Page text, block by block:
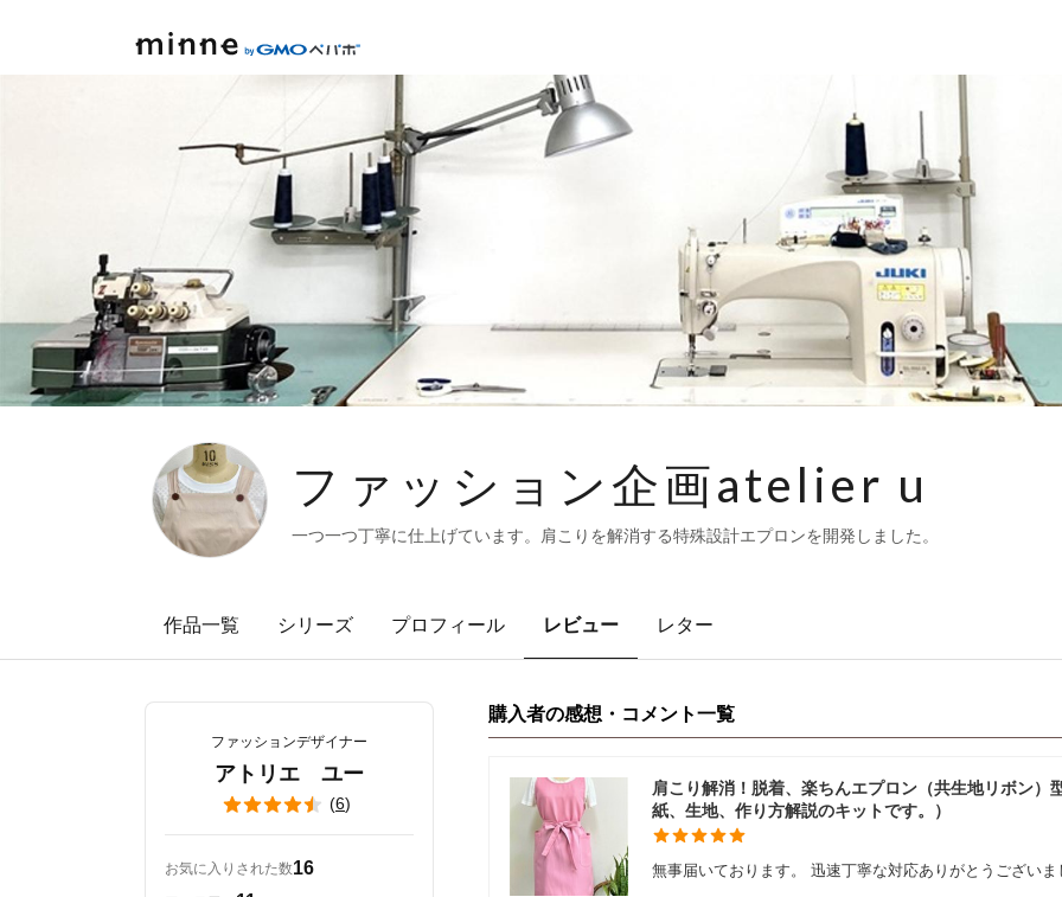
ファッション企画atelier u
一つ一つ丁寧に仕上げています。肩こりを解消する特殊設計エプロンを開発しました。
作品一覧 シリーズ プロフィール レビュー レター
ファッションデザイナー
アトリエ ユー
(6)
お気に入りされた数16
購入者の感想・コメント一覧
肩こり解消！脱着、楽ちんエプロン（共生地リボン
紙、生地、作り方解説のキットです。）
無事届いております。 迅速丁寧な対応ありがとうございま